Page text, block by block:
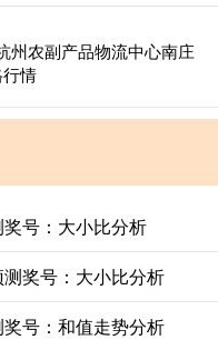
州农副产品物流中心南庄
情
号：大小比分析
奖号：大小比分析
号：和值走势分析